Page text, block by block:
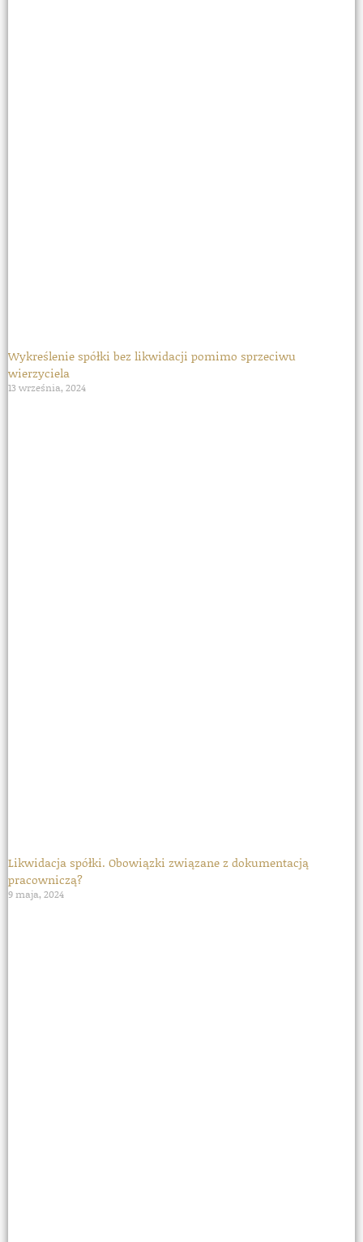
Wykreślenie spółki bez likwidacji pomimo sprzeciwu
wierzyciela
13 września, 2024
Likwidacja spółki. Obowiązki związane z dokumentacją
pracowniczą?
9 maja, 2024